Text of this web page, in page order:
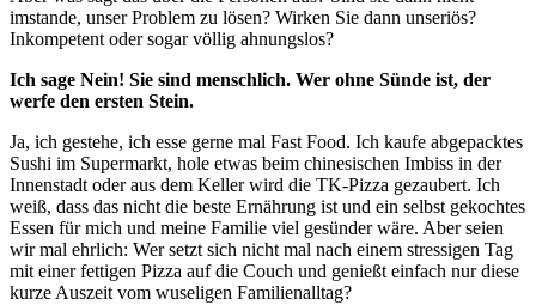
imstande, unser Problem zu lösen? Wirken Sie dann unseriös?
Inkompetent oder sogar völlig ahnungslos?
Ich sage Nein! Sie sind menschlich. Wer ohne Sünde ist, der
werfe den ersten Stein.
Ja, ich gestehe, ich esse gerne mal Fast Food. Ich kaufe abgepacktes
Sushi im Supermarkt, hole etwas beim chinesischen Imbiss in der
Innenstadt oder aus dem Keller wird die TK-Pizza gezaubert. Ich
weiß, dass das nicht die beste Ernährung ist und ein selbst gekochtes
Essen für mich und meine Familie viel gesünder wäre. Aber seien
wir mal ehrlich: Wer setzt sich nicht mal nach einem stressigen Tag
mit einer fettigen Pizza auf die Couch und genießt einfach nur diese
kurze Auszeit vom wuseligen Familienalltag?